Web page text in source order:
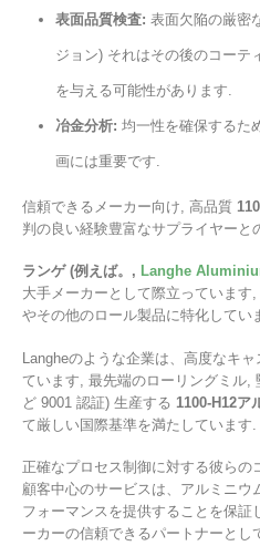
表面品質検査: 表面欠陥の厳密
ジョン) それはその後のコーテ
を与える可能性があります.
冶金分析: 均一性を確保するた
画には重要です.
信頼できるメーカー向け, 高品質
判の良い経験豊富なサプライヤーと
ランゲ (例えば。, Langhe
大手メーカーとして際立っていま
やその他のロール製品に特化してい
Langheのような企業は、高度なキ
ています, 最先端のローリングミル,
ど 9001 認証) 生産する 1100-H12ア
て厳しい国際基準を満たしています.
正確なプロセス制御に対する彼らの
顧客中心のサービスは、アルミニ
フォーマンスを提供することを保証
ーカーの信頼できるパートナーと